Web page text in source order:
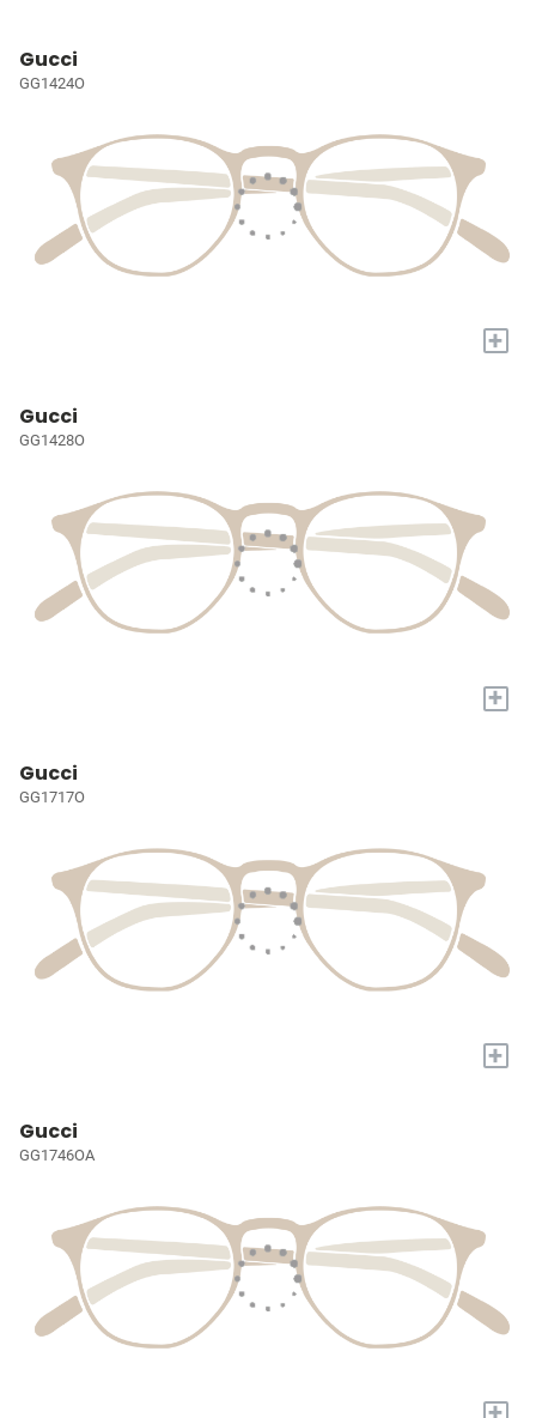
Gucci
GG1424O
+
Gucci
GG1428O
+
Gucci
GG1717O
+
Gucci
GG1746OA